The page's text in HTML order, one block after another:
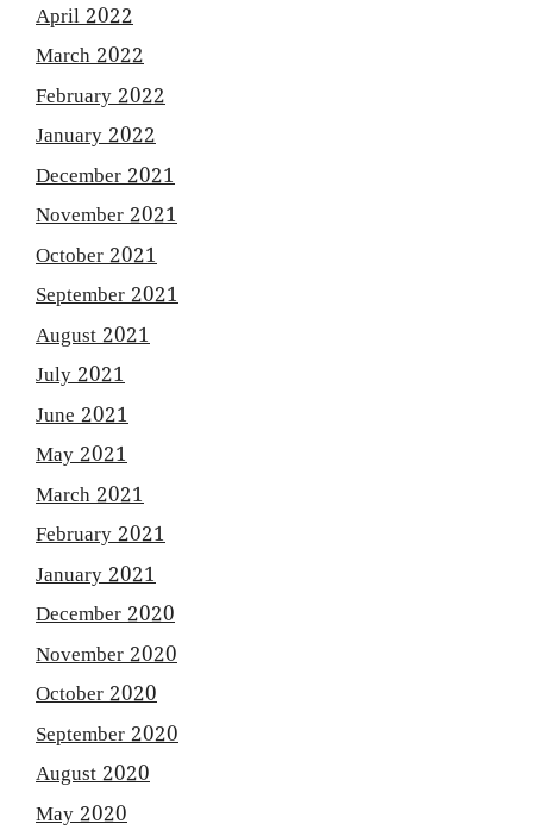
April 2022
March 2022
February 2022
January 2022
December 2021
November 2021
October 2021
September 2021
August 2021
July 2021
June 2021
May 2021
March 2021
February 2021
January 2021
December 2020
November 2020
October 2020
September 2020
August 2020
May 2020